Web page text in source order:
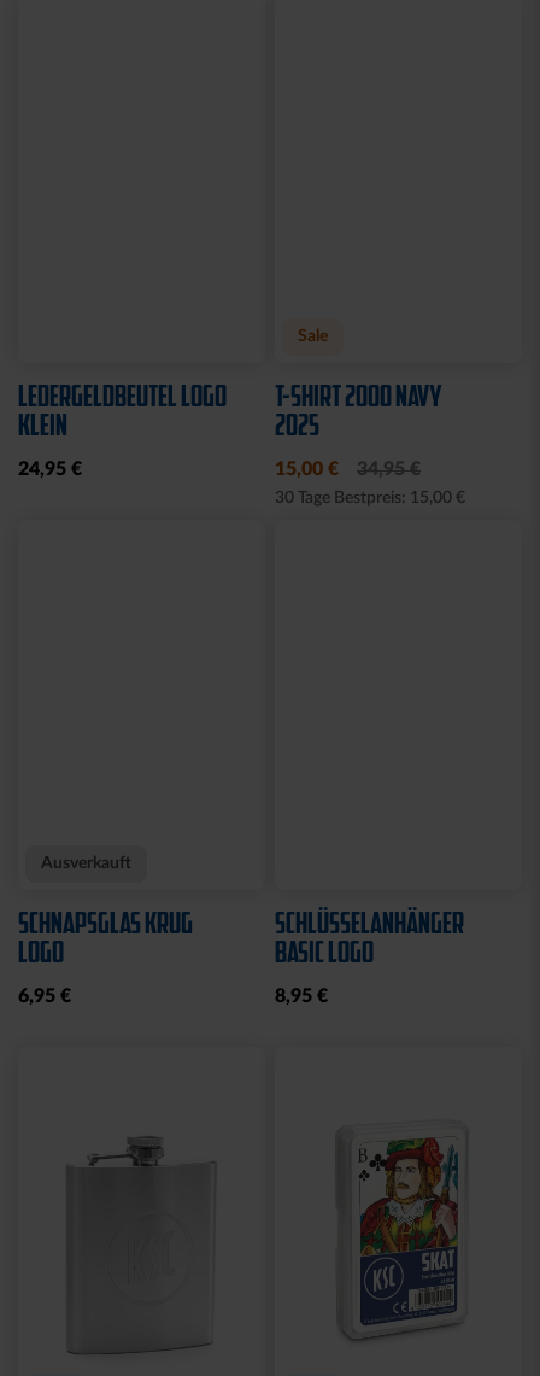
LEDERGELDBEUTEL LOGO
KLEIN
24,95 €
Sale
T-SHIRT 2000 NAVY
2025
15,00 € 34,95 €
30 Tage Bestpreis: 15,00 €
Ausverkauft
SCHNAPSGLAS KRUG
LOGO
6,95 €
SCHLÜSSELANHÄNGER
BASIC LOGO
8,95 €